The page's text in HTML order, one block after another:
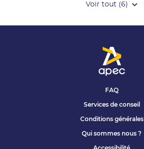
Voir tout (6)
de
FAQ
Services de conseil
Conditions générales
Qui sommes nous ?